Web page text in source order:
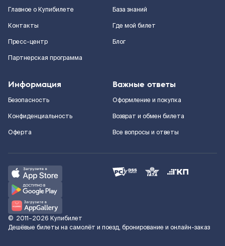
Главное о Купибилете
Контакты
Пресс-центр
Партнерская программа
База знаний
Где мой билет
Блог
Информация
Безопасность
Конфиденциальность
Оферта
Важные ответы
Оформление и покупка
Возврат и обмен билета
Все вопросы и ответы
© 2011–2026 Купибилет
Дешёвые билеты на самолёт и поезд, бронирование и онлайн-заказ